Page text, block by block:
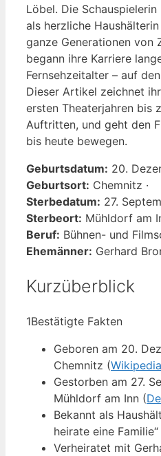
Löbel. Die
als herzliche
ganze Generationen von
begann ihre Karriere
Fernsehzeitalter – auf
Dieser Artikel zeichnet
ersten Theaterjahren bis
Auftritten, und geht den
bis heute bewegen.
Geburtsdatum: 20.
Geburtsort: Chemnitz ·
Sterbedatum: 27.
Sterbeort: Mühldorf am
Beruf: Bühnen- und
Ehemänner: Gerhard
Kurzüberblick
1Bestätigte Fakten
Geboren am 20.
Chemnitz (
Gestorben am 27.
Mühldorf am Inn (
Bekannt als
heirate eine Familie“
Verheiratet mit